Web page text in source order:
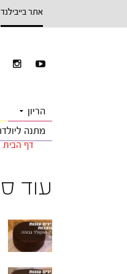
אתר בייבילנד
הריון
מתנה
דף הבית
עוד